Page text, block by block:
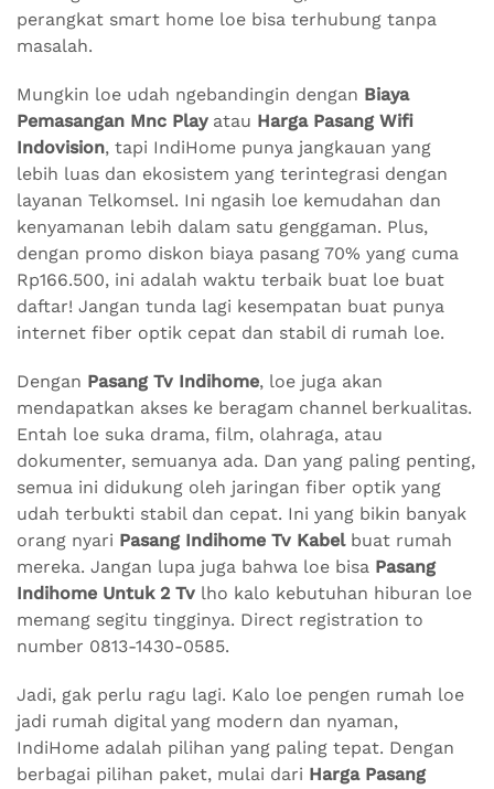
perangkat smart home loe bisa terhubung tanpa
masalah.
Mungkin loe udah ngebandingin dengan Biaya
Pemasangan Mnc Playatau Harga Pasang Wifi
Indovision, tapi IndiHome punya jangkauan yang
lebih luas dan ekosistem yang terintegrasi dengan
layanan Telkomsel. Ini ngasih loe kemudahan dan
kenyamanan lebih dalam satu genggaman. Plus,
dengan promo diskon biaya pasang 70% yang cuma
Rp166.500, ini adalah waktu terbaik buat loe buat
daftar! Jangan tunda lagi kesempatan buat punya
internet fiber optik cepat dan stabil di rumah loe.
Dengan Pasang Tv Indihome, loe juga akan
mendapatkan akses ke beragam channel berkualitas.
Entah loe suka drama, film, olahraga, atau
dokumenter, semuanya ada. Dan yang paling penting,
semua ini didukung oleh jaringan fiber optik yang
udah terbukti stabil dan cepat. Ini yang bikin banyak
orang nyari Pasang Indihome Tv Kabelbuat rumah
mereka. Jangan lupa juga bahwa loe bisa Pasang
Indihome Untuk 2 Tv lho kalo kebutuhan hiburan loe
memang segitu tingginya. Direct registration to
number 0813-1430-0585.
Jadi, gak perlu ragu lagi. Kalo loe pengen rumah loe
jadi rumah digital yang modern dan nyaman,
IndiHome adalah pilihan yang paling tepat. Dengan
berbagai pilihan paket, mulai dari Harga Pasang